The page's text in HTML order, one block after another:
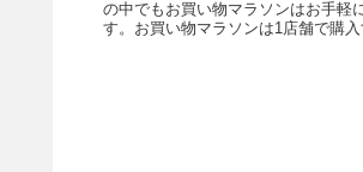
の中でもお買い物マラソンはお手軽
す。お買い物マラソンは1店舗で購